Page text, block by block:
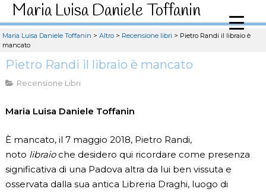
Maria Luisa Daniele Toffanin
Maria Luisa Daniele Toffanin > Altro > Recensione libri > Pietro Randi il libraio è
mancato
Pietro Randi il libraio è mancato
Recensione Libri
Maria Luisa Daniele Toffanin
È mancato, il 7 maggio 2018, Pietro Randi,
noto libraioche desidero qui ricordare come presenza
significativa di una Padova altra da lui ben vissuta e
osservata dalla sua antica Libreria Draghi, luogo di